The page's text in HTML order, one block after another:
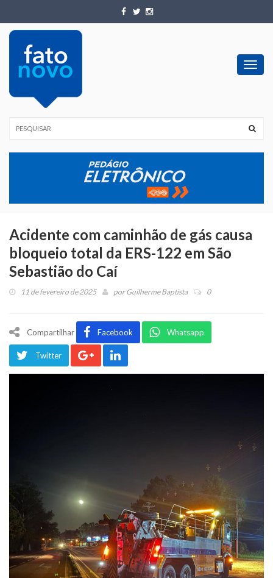
Acidente com caminhão de gás causa
bloqueio total da ERS-122 em São
Sebastião do Caí
11 de fevereiro de 2025 porGuilherme Baptista 0
Compartilhar Facebook Whatsapp
Twitter